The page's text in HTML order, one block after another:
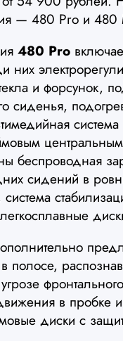
— 480 Pro и 480
480 Pro
них
и форсунок,
сиденья,
беспроводная
сидений в
полосе,
в пробке
диски с